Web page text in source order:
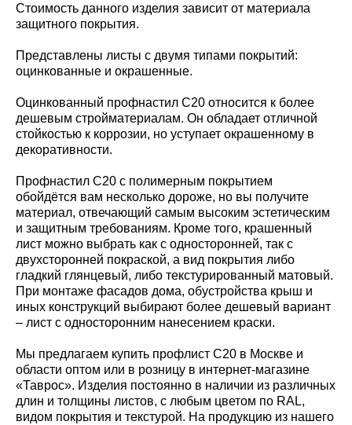
Стоимость данного изделия зависит от материала
защитного покрытия.
Представлены листы с двумя типами покрытий:
оцинкованные и окрашенные.
Оцинкованный профнастил С20 относится к более
дешевым стройматериалам. Он обладает отличной
стойкостью к коррозии, но уступает окрашенному в
декоративности.
Профнастил С20 с полимерным покрытием
обойдётся вам несколько дороже, но вы получите
материал, отвечающий самым высоким эстетическим
и защитным требованиям. Кроме того, крашенный
лист можно выбрать как с односторонней, так с
двухсторонней покраской, а вид покрытия либо
гладкий глянцевый, либо текстурированный матовый.
При монтаже фасадов дома, обустройства крыш и
иных конструкций выбирают более дешевый вариант
– лист с односторонним нанесением краски.
Мы предлагаем купить профлист С20 в Москве и
области оптом или в розницу в интернет-магазине
«Таврос». Изделия постоянно в наличии из различных
длин и толщины листов, с любым цветом по RAL,
видом покрытия и текстурой. На продукцию из нашего